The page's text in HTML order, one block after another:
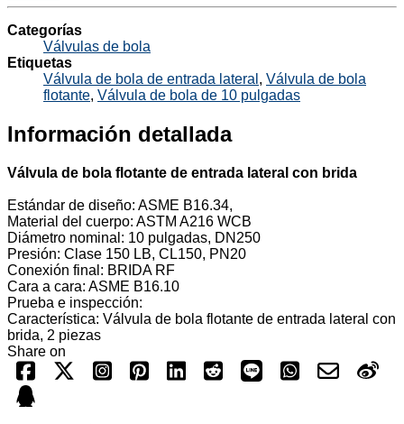
Categorías
Válvulas de bola
Etiquetas
Válvula de bola de entrada lateral , Válvula de bola
flotante, Válvula de bola de 10 pulgadas
Información detallada
Válvula de bola flotante de entrada lateral con brida
Estándar de diseño: ASME B16.34,
Material del cuerpo: ASTM A216 WCB
Diámetro nominal: 10 pulgadas, DN250
Presión: Clase 150 LB, CL150, PN20
Conexión final: BRIDA RF
Cara a cara: ASME B16.10
Prueba e inspección:
Característica: Válvula de bola flotante de entrada lateral con
brida, 2 piezas
Share on